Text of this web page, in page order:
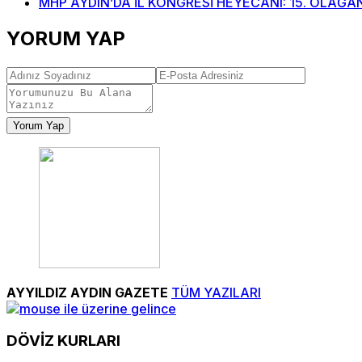
YORUM YAP
Yorum Yap
AYYILDIZ AYDIN GAZETE TÜM YAZILARI
DÖVİZ KURLARI